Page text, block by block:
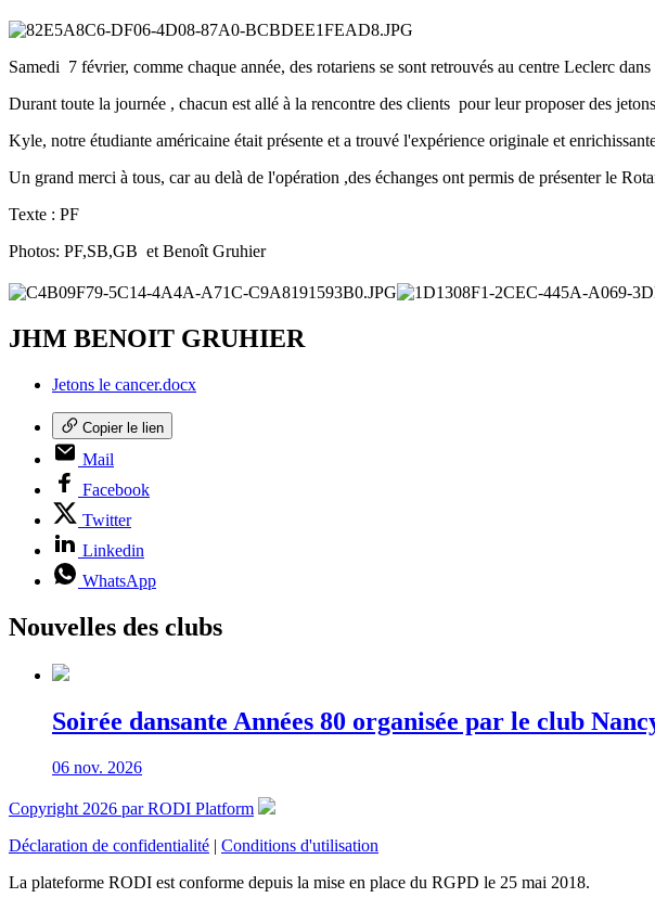
Samedi 7 février, comme chaque année, des rotariens se sont retrouvés au centre Leclerc
Durant toute la journée , chacun est allé à la rencontre des clients pour leur proposer des
Kyle, notre étudiante américaine était présente et a trouvé l'expérience originale et
Un grand merci à tous, car au delà de l'opération ,des échanges ont permis de présenter le
Texte : PF
Photos: PF,SB,GB et Benoît Gruhier
JHM BENOIT GRUHIER
Jetons le cancer.docx
Copier le lien
Mail
Facebook
Twitter
Linkedin
WhatsApp
Nouvelles des clubs
Soirée dansante Années 80 organisée par le club
06 nov. 2026
Copyright 2026 par RODI Platform
Déclaration de confidentialité | Conditions d'utilisation
La plateforme RODI est conforme depuis la mise en place du RGPD le 25 mai 2018.